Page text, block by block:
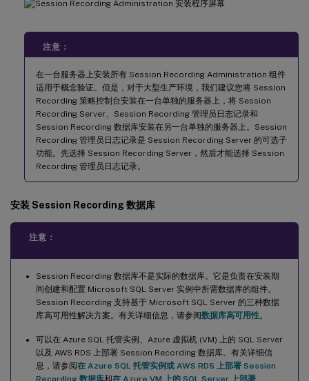
注意：
在一台服务器上安装所有 Session Recording Administration 组件
适用于概念验证。但是，对于大型生产环境，我们建议您将 Session
Recording 策略控制台安装在一台单独的服务器上，将 Session
Recording Server、Session Recording 管理员日志记录和
Session Recording 数据库安装在另一台单独的服务器上。Session
Recording 管理员日志记录是 Session Recording Server 的可选子
功能。先选择 Session Recording Server，然后才能选择 Session
Recording 管理员日志记录。
安装 Session Recording 数据库
注意：
Session Recording 数据库不是实际的数据库。它是负责在安装期
间创建和配置 Microsoft SQL Server 实例中所需数据库的组件。
Session Recording 支持基于 Microsoft SQL Server 的三种数据
库高可用性解决方案。有关详细信息，请参阅数据库高可用性。
可以在 Azure SQL 托管实例、Azure 虚拟机 (VM) 上的 SQL Server
以及 AWS RDS 上部署 Session Recording 数据库。有关详细信
息，请参阅在 Azure SQL 托管实例或 AWS RDS 上部署 Session
Recording 数据库和在 Azure VM 上的 SQL Server 上部署